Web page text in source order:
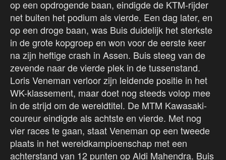
op een opdrogende baan, eindigde de KTM-rijder
net buiten het podium als vierde. Een dag later, en
op een droge baan, was Buis duidelijk het sterkste
in de grote kopgroep en won voor de eerste keer
na zijn heftige crash in Assen. Buis steeg van de
zevende naar de vierde plek in de tussenstand.
Loris Veneman verloor zijn leidende positie in het
WK-klassement, maar doet nog steeds volop mee
in de strijd om de wereldtitel. De MTM Kawasaki-
coureur eindigde als achtste en vierde. Met nog
vier races te gaan, staat Veneman op een tweede
plaats in het wereldkampioenschap met een
achterstand van 12 punten op Aldi Mahendra. Buis